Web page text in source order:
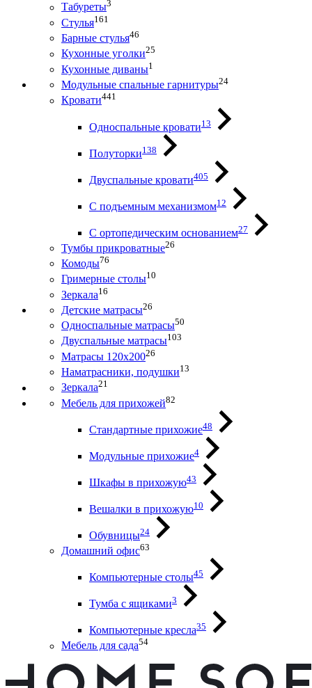
Табуреты3
Стулья161
Барные стулья46
Кухонные уголки25
Кухонные диваны1
Модульные спальные гарнитуры24
Кровати441
Односпальные кровати13
Полуторки138
Двуспальные кровати405
С подъемным механизмом12
С ортопедическим основанием27
Тумбы прикроватные26
Комоды76
Гримерные столы10
Зеркала16
Детские матрасы26
Односпальные матрасы50
Двуспальные матрасы103
Матрасы 120х20026
Наматрасники, подушки13
Зеркала21
Мебель для прихожей82
Стандартные прихожие48
Модульные прихожие4
Шкафы в прихожую43
Вешалки в прихожую10
Обувницы24
Домашний офис63
Компьютерные столы45
Тумба с ящиками3
Компьютерные кресла35
Мебель для сада54